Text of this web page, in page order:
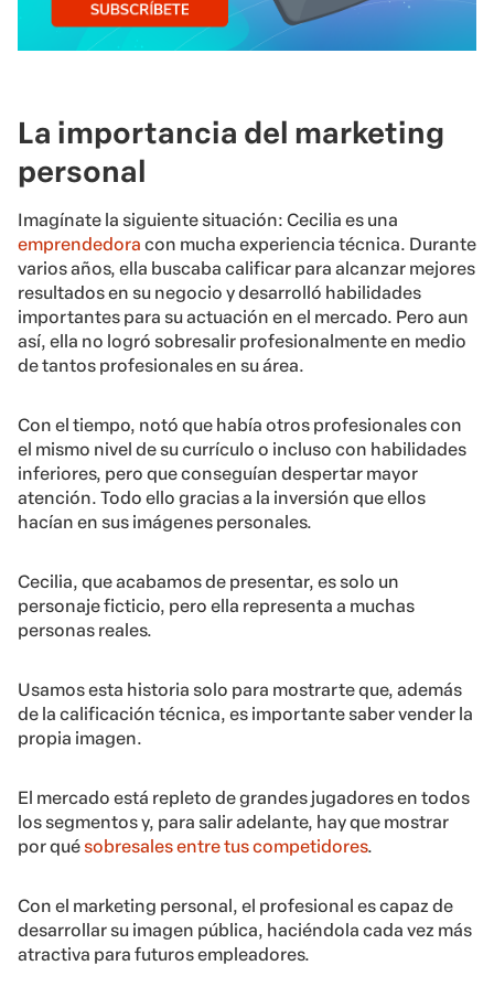
La importancia del marketing
personal
Imagínate la siguiente situación: Cecilia es una
emprendedora con mucha experiencia técnica. Durante
varios años, ella buscaba calificar para alcanzar mejores
resultados en su negocio y desarrolló habilidades
importantes para su actuación en el mercado. Pero aun
así, ella no logró sobresalir profesionalmente en medio
de tantos profesionales en su área.
Con el tiempo, notó que había otros profesionales con
el mismo nivel de su currículo o incluso con habilidades
inferiores, pero que conseguían despertar mayor
atención. Todo ello gracias a la inversión que ellos
hacían en sus imágenes personales.
Cecilia, que acabamos de presentar, es solo un
personaje ficticio, pero ella representa a muchas
personas reales.
Usamos esta historia solo para mostrarte que, además
de la calificación técnica, es importante saber vender la
propia imagen.
El mercado está repleto de grandes jugadores en todos
los segmentos y, para salir adelante, hay que mostrar
por quésobresales entre tus competidores.
Con el marketing personal, el profesional es capaz de
desarrollar su imagen pública, haciéndola cada vez más
atractiva para futuros empleadores.